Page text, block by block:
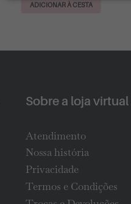
ADICIONAR À CESTA
Sobre a loja virtual
Atendimento
Nossa história
Privacidade
Termos e Condições